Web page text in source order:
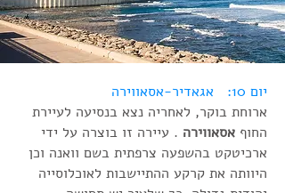
יום 10: אגאדיר-אסאווירה
ארוחת בוקר, לאחריה נצא בנסיעה לעיירת
החוף אסאווירה . עיירה זו בוצרה על ידי
ארכיטקט בהשפעה צרפתית בשם וואנה וכן
היוותה את קרקע ההתיישבות לאוכלוסייה